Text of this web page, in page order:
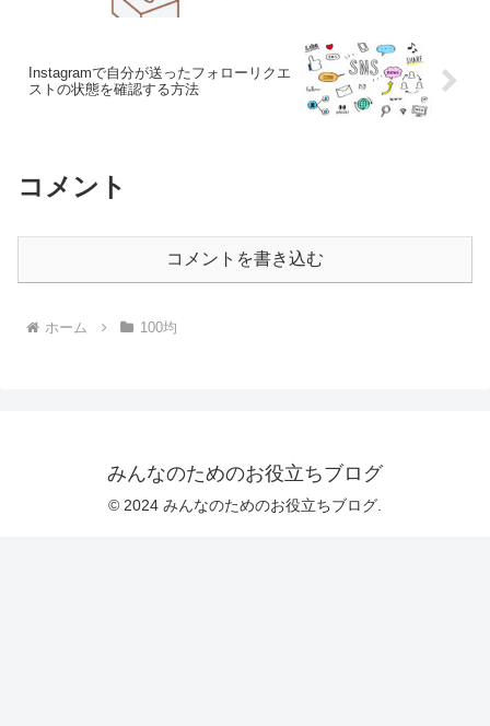
Instagramで自分が送ったフォローリクエ
ストの状態を確認する方法
コメント
コメントを書き込む
ホーム 100均
みんなのためのお役立ちブログ
© 2024 みんなのためのお役立ちブログ.